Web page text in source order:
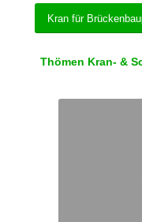
Kran für
Thömen Kran- &